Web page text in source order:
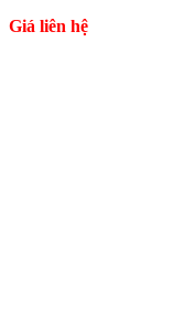
Giá liên hệ